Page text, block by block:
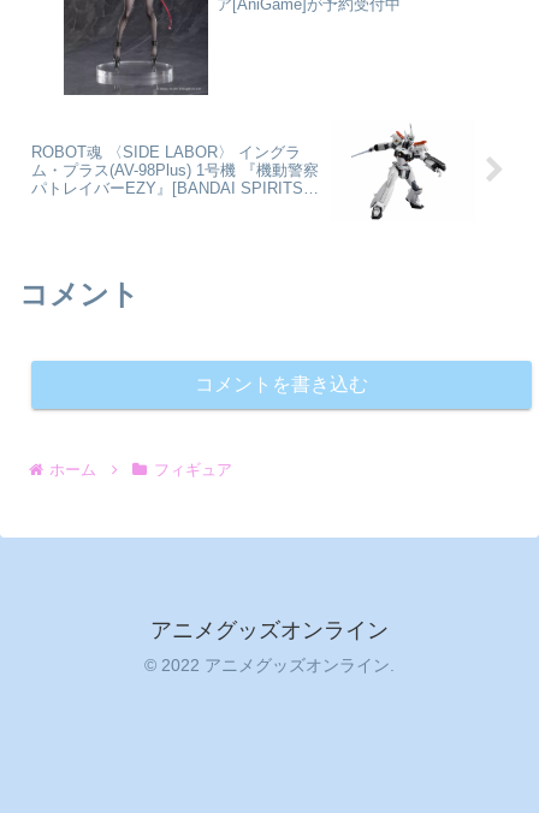
ア[AniGame]が予約受付中
ROBOT魂 〈SIDE LABOR〉 イングラ
ム・プラス(AV-98Plus) 1号機 『機動警察
パトレイバーEZY』[BANDAI SPIRITS]
コメント
コメントを書き込む
ホーム フィギュア
アニメグッズオンライン
© 2022 アニメグッズオンライン.